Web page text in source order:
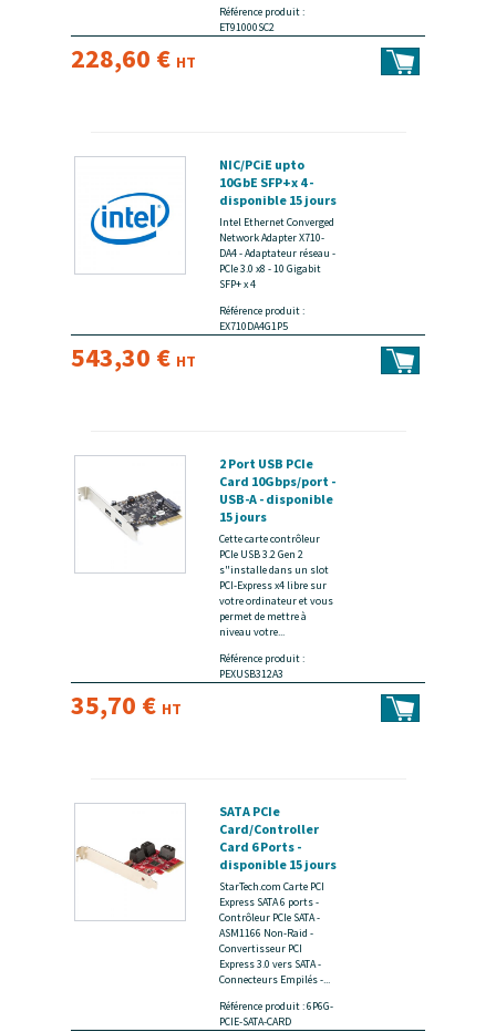
Référence produit :
ET91000SC2
228,60 € HT
NIC/PCiE upto
10GbE SFP+x 4 -
disponible 15 jours
Intel Ethernet Converged
Network Adapter X710-
DA4 - Adaptateur réseau -
PCIe 3.0 x8 - 10 Gigabit
SFP+ x 4
Référence produit :
EX710DA4G1P5
543,30 € HT
2 Port USB PCIe
Card 10Gbps/port -
USB-A - disponible
15 jours
Cette carte contrôleur
PCIe USB 3.2 Gen 2
s"installe dans un slot
PCI-Express x4 libre sur
votre ordinateur et vous
permet de mettre à
niveau votre...
Référence produit :
PEXUSB312A3
35,70 € HT
SATA PCIe
Card/Controller
Card 6 Ports -
disponible 15 jours
StarTech.com Carte PCI
Express SATA 6 ports -
Contrôleur PCIe SATA -
ASM1166 Non-Raid -
Convertisseur PCI
Express 3.0 vers SATA -
Connecteurs Empilés -...
Référence produit : 6P6G-
PCIE-SATA-CARD